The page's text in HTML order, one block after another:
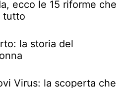
ecco le 15 riforme che
tutto
la storia del
Virus: la scoperta che